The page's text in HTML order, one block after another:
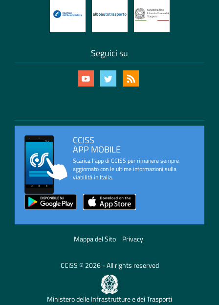
Seguici su
CCISS
APP MOBILE
Scarica l'app di CCISS per rimanere sempre
aggiornato con le ultime informazioni sulla
viabilità in Italia.
Mappa del Sito Privacy
CCiSS © 2026 - All rights reserved
Ministero delle Infrastrutture e dei Trasporti